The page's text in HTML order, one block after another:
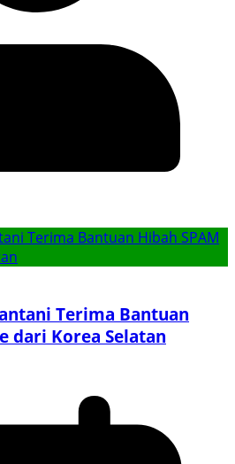
Terima Bantuan
dari Korea Selatan